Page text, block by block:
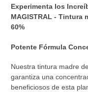
producto
carrito
compra
Experimenta los
MAGISTRAL - Tintura
60%
Potente Fórmula
Nuestra tintura madre
garantiza una
beneficiosos de esta